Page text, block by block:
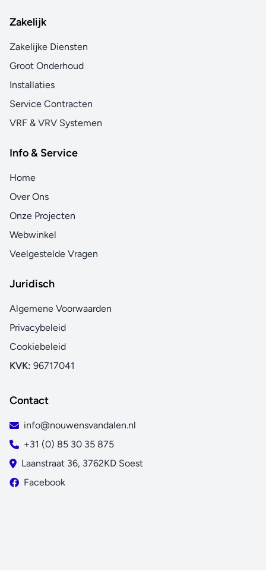
Zakelijk
Zakelijke Diensten
Groot Onderhoud
Installaties
Service Contracten
VRF & VRV Systemen
Info & Service
Home
Over Ons
Onze Projecten
Webwinkel
Veelgestelde Vragen
Juridisch
Algemene Voorwaarden
Privacybeleid
Cookiebeleid
KVK: 96717041
Contact
info@nouwensvandalen.nl
+31 (0) 85 30 35 875
Laanstraat 36, 3762KD Soest
Facebook